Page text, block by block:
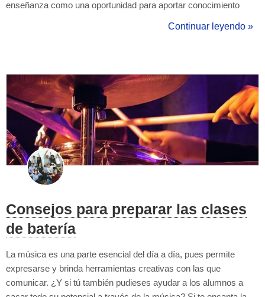
enseñanza como una oportunidad para aportar conocimiento
creación de programas, ser profesor de tecnología podría ser una
Continuar leyendo »
Consejos para preparar las clases
de batería
La música es una parte esencial del día a día, pues permite
expresarse y brinda herramientas creativas con las que
comunicar. ¿Y si tú también pudieses ayudar a los alumnos a